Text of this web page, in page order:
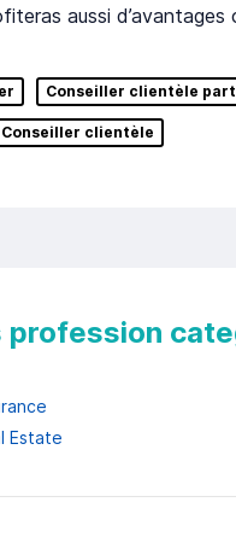
aussi
Conseiller clientèle
Conseiller clientèle
Estate